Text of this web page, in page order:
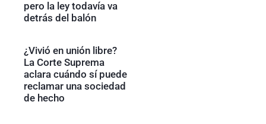
pero la ley todavía va
detrás del balón
¿Vivió en unión libre?
La Corte Suprema
aclara cuándo sí puede
reclamar una sociedad
de hecho